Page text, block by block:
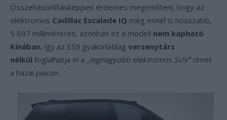
Összehasonlításképpen érdemes megemlíteni, hogy az
elektromos Cadillac Escalade IQ még ennél is hosszabb,
5 697 milliméteres, azonban ez a modell nem kapható
Kínában, így az ES9 gyakorlatilag versenytárs
nélkül foglalhatja el a „legnagyobb elektromos SUV”címet
a hazai piacon.